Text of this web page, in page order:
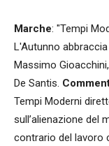
Marche: "Tempi
L'Autunno
Massimo
De Santis.
Tempi Moderni
sull’alienazione del
contrario del lavoro